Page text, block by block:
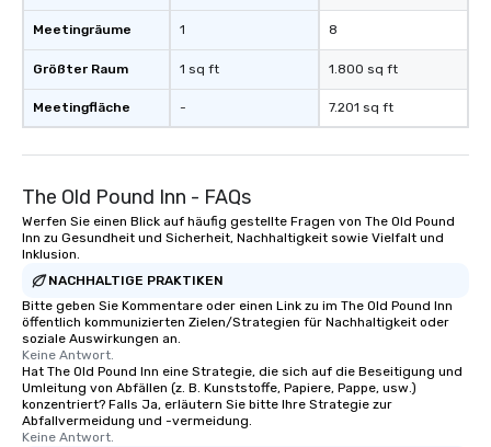
Meetingräume
Größter Raum
Meetingfläche
1
1 sq ft
-
8
1.800 sq ft
7.201 sq ft
The Old Pound Inn - FAQs
Werfen Sie einen Blick auf häufig gestellte Fragen von The Old Pound
Inn zu Gesundheit und Sicherheit, Nachhaltigkeit sowie Vielfalt und
Inklusion.
NACHHALTIGE PRAKTIKEN
Bitte geben Sie Kommentare oder einen Link zu im The Old Pound Inn
öffentlich kommunizierten Zielen/Strategien für Nachhaltigkeit oder
soziale Auswirkungen an.
Keine Antwort.
Hat The Old Pound Inn eine Strategie, die sich auf die Beseitigung und
Umleitung von Abfällen (z. B. Kunststoffe, Papiere, Pappe, usw.)
konzentriert? Falls Ja, erläutern Sie bitte Ihre Strategie zur
Abfallvermeidung und -vermeidung.
Keine Antwort.